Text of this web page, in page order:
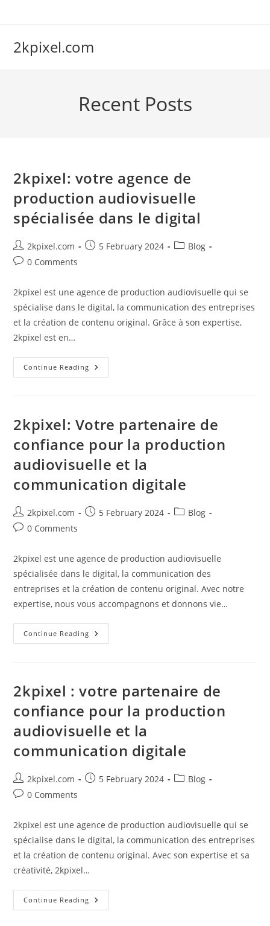
2kpixel.com
Recent Posts
2kpixel: votre agence de
production audiovisuelle
spécialisée dans le digital
Post
author:
2kpixel.com
Post5 February 2024
PostBlog
Post0 Comments
2kpixel est une agence de production audiovisuelle qui se
spécialise dans le digital, la communication des entreprises
et la création de contenu original. Grâce à son expertise,
2kpixel est en…
Continue Reading 2kpixel:
Votre
Spécialisée
Dans
Digital
2kpixel: Votre partenaire de
confiance pour la production
audiovisuelle et la
communication digitale
Post
author:
2kpixel.com
Post5 February 2024
PostBlog
Post0 Comments
2kpixel est une agence de production audiovisuelle
spécialisée dans le digital, la communication des
entreprises et la création de contenu original. Avec notre
expertise, nous vous accompagnons et donnons vie…
Continue Reading 2kpixel:
Votre
La
Production
Audiovisuelle
Et
La
Communication
Digitale
2kpixel : votre partenaire de
confiance pour la production
audiovisuelle et la
communication digitale
Post
author:
2kpixel.com
Post5 February 2024
PostBlog
Post0 Comments
2kpixel est une agence de production audiovisuelle qui se
spécialise dans le digital, la communication des entreprises
et la création de contenu original. Avec son expertise et sa
créativité, 2kpixel…
Continue Reading 2kpixel
: